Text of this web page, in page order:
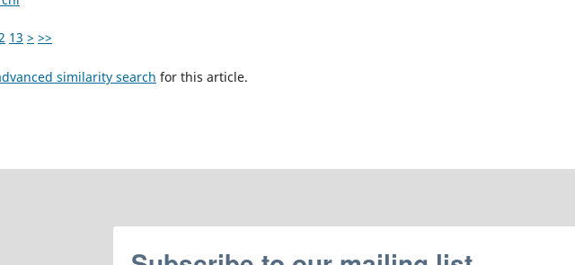
13 > >>
similarity search for this article.